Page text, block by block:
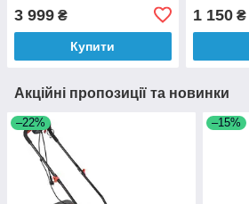
3 999 ₴
Купити
1 150₴
Акційні пропозиції та новинки
–22% –15%